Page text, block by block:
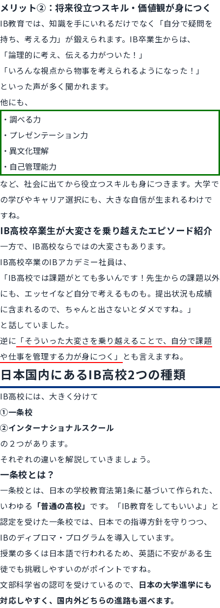
メリット②：将来役立つスキル・価値観が身につく
IB教育では、知識を手にいれるだけでなく「自分で疑問を
持ち、考える力」が鍛えられます。IB卒業生からは、
「論理的に考え、伝える力がついた！」
「いろんな視点から物事を考えられるようになった！」
といった声が多く聞かれます。
他にも、
調べる力
プレゼンテーション力
異文化理解
自己管理能力
など、社会に出てから役立つスキルも身につきます。大学で
の学びやキャリア選択にも、大きな自信が生まれるわけで
すね。
IB高校卒業生が大変さを乗り越えたエピソード紹介
一方で、IB高校ならではの大変さもあります。
IB高校卒業のIBアカデミー社員は、
「IB高校では課題がとても多いんです！先生からの課題以外
にも、エッセイなど自分で考えるものも。提出状況も成績
に含まれるので、ちゃんと出さないとダメですね。」
と話していました。
逆に 「そういった大変さを乗り越えることで、自分で課題
や仕事を管理する力が身につく」 とも言えますね。
日本国内にあるIB高校2つの種類
IB高校には、大きく分けて
①一条校
②インターナショナルスクール
の２つがあります。
それぞれの違いを解説していきましょう。
一条校とは？
一条校とは、日本の学校教育法第1条に基づいて作られた、
いわゆる 「普通の高校」 です。「IB教育をしてもいいよ」と
認定を受けた一条校では、日本での指導方針を守りつつ、
IBのディプロマ・プログラムを導入しています。
授業の多くは日本語で行われるため、英語に不安がある生
徒でも挑戦しやすいのがポイントですね。
文部科学省の認可を受けているので、 日本の大学進学にも
対応しやすく、国内外どちらの進路も選べます。